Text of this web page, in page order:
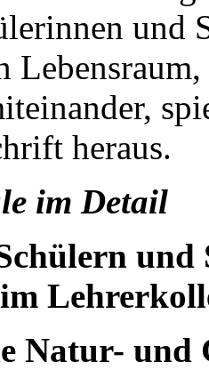
und
heraus.
im Detail
und
Natur- und